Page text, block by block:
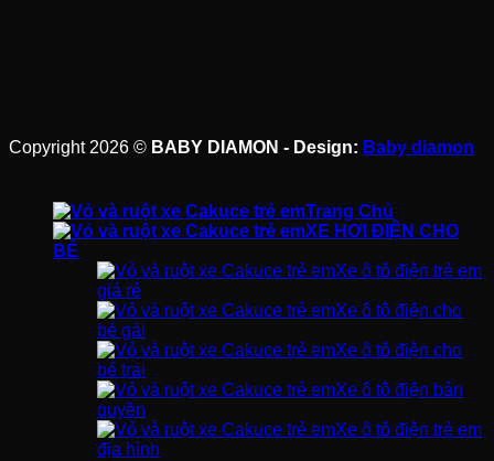
Copyright 2026 © BABY DIAMON - Design: Baby diamon
Trang Chủ
XE HƠI ĐIỆN CHO
BÉ
Xe ô tô điện trẻ em
giá rẻ
Xe ô tô điện cho
bé gái
Xe ô tô điện cho
bé trai
Xe ô tô điện bản
quyền
Xe ô tô điện trẻ em
địa hình